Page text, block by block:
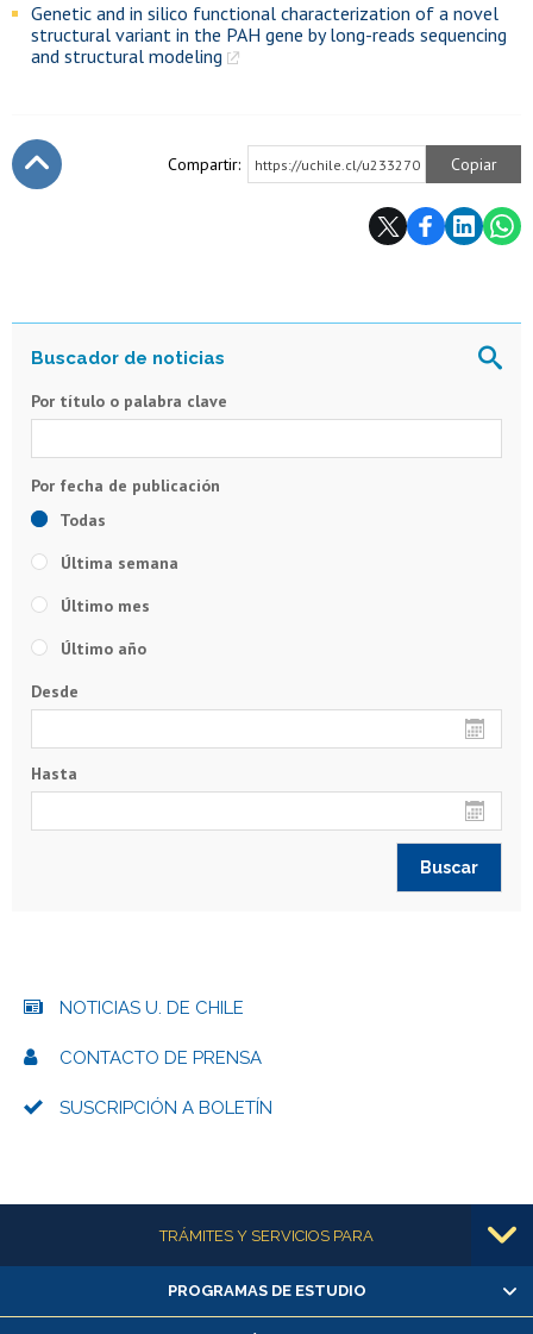
Genetic and in silico functional characterization of a novel
structural variant in the PAH gene by long-reads sequencing
and structural modeling
Compartir: https://uchile.cl/u233270 Copiar
Por título o palabra clave
Todas
Última semana
Último mes
Último año
Desde
Hasta
NOTICIAS U. DE CHILE
CONTACTO DE PRENSA
SUSCRIPCIÓN A BOLETÍN
Más informaciónTRÁMITES Y SERVICIOS PARA
Alumnas/os y exalumnas/os
PROGRAMAS DE ESTUDIO